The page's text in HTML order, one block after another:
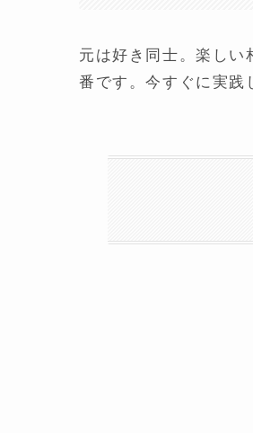
元は好き同士。楽し
番です。今すぐに実践